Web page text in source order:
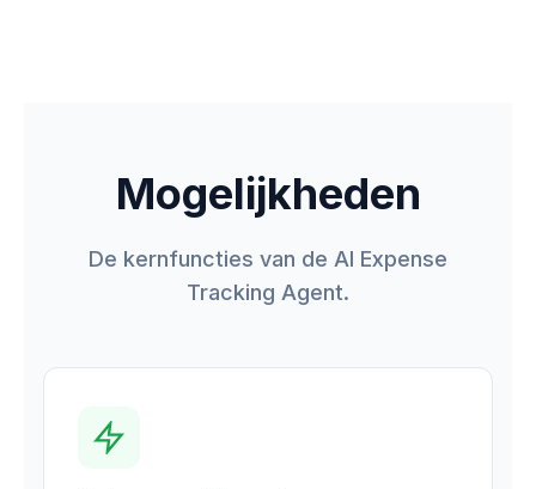
Mogelijkheden
De kernfuncties van de AI Expense
Tracking Agent.